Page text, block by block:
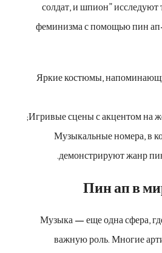
солдат, и шпион” исследуют
феминизма с помощью пин
Яркие костюмы,
Игривые сцены с акцентом на
Музыкальные номера, в
демонстрируют жанр
Пин ап в
Музыка — еще одна сфера,
важную роль. Многие